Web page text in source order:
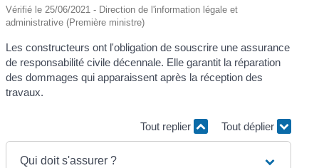
Vérifié le 25/06/2021 - Direction de l'information légale et
administrative (Première ministre)
Les constructeurs ont l'obligation de souscrire une assurance
de responsabilité civile décennale. Elle garantit la réparation
des dommages qui apparaissent après la réception des
travaux.
Tout replier Tout déplier
Qui doit s'assurer ?